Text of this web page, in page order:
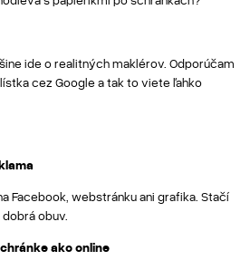
ide o realitných maklérov. Odporúčam
cez Google a tak to viete ľahko
Facebook, webstránku ani grafika. Stačí
obuv.
ako online